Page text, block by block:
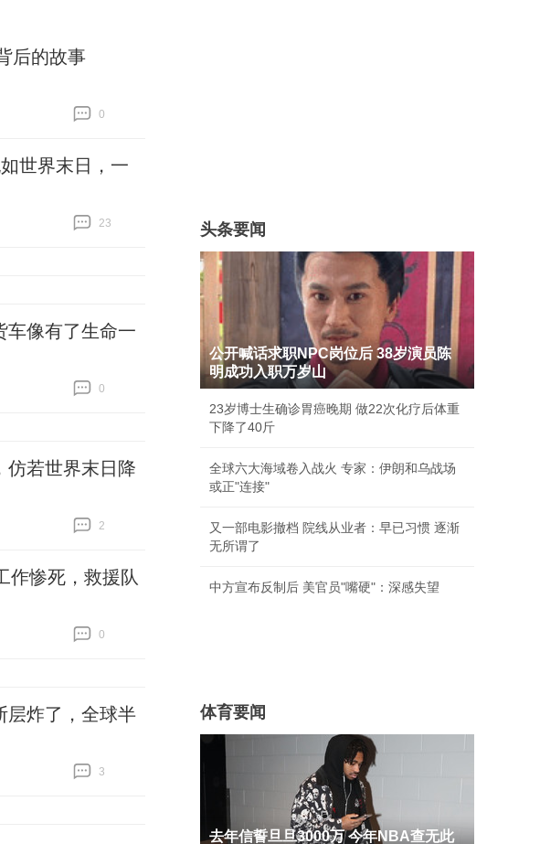
后的故事
0
世界末日，一
23
车像有了生命一
0
仿若世界末日降
2
作惨死，救援队
0
层炸了，全球半
3
头条要闻
公开喊话求职NPC岗位后 38岁演员陈
明成功入职万岁山
23岁博士生确诊胃癌晚期 做22次化疗后体重
下降了40斤
全球六大海域卷入战火 专家：伊朗和乌战场
或正"连接"
又一部电影撤档 院线从业者：早已习惯 逐渐
无所谓了
中方宣布反制后 美官员"嘴硬"：深感失望
体育要闻
去年信誓旦旦3000万 今年NBA查无此